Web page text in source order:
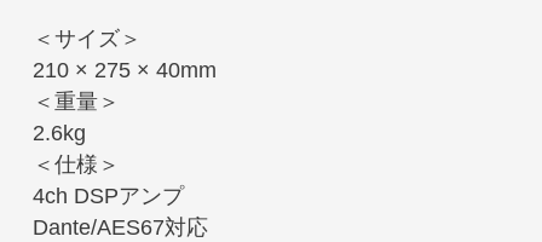
＜サイズ＞
210 × 275 × 40mm
＜重量＞
2.6kg
＜仕様＞
4ch DSPアンプ
Dante/AES67対応